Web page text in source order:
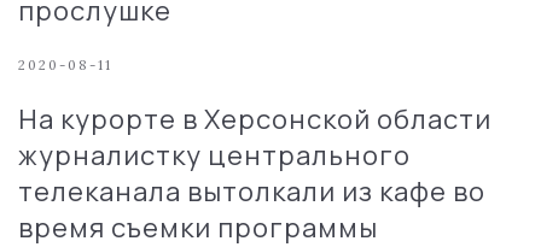
прослушке
2020-08-11
На курорте в Херсонской области
журналистку центрального
телеканала вытолкали из кафе во
время съемки программы